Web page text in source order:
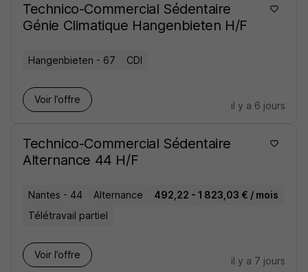
Technico-Commercial Sédentaire
Génie Climatique Hangenbieten H/F
Hangenbieten - 67 CDI
Voir l’offre
il y a 6 jours
Technico-Commercial Sédentaire
Alternance 44 H/F
Nantes - 44 Alternance
492,22 - 1 823,03 € / mois
Télétravail partiel
Voir l’offre
il y a 7 jours